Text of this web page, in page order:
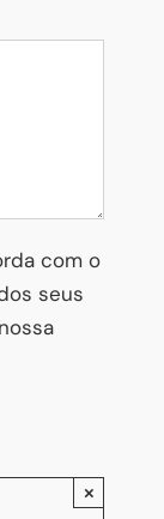
com o
seus
×
feliz?